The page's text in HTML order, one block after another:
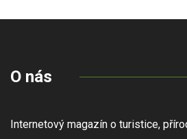
O nás
Internetový magazín o turistice,